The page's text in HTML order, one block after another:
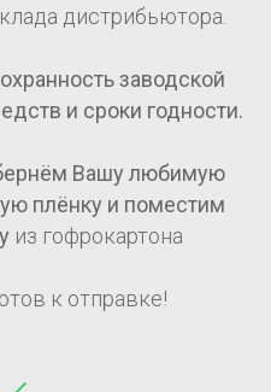
дистрибьютора.
заводской
и сроки годности.
Вашу любимую
плёнку и поместим
из гофрокартона
к отправке!